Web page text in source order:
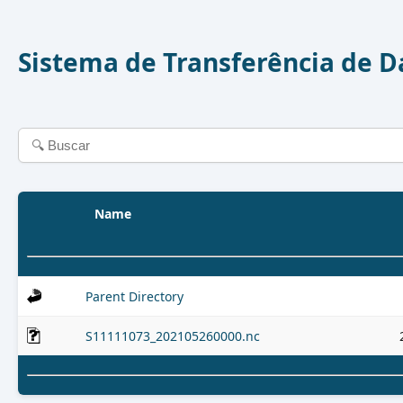
Sistema de Transferência de
Name
Parent Directory
S11111073_202105260000.nc